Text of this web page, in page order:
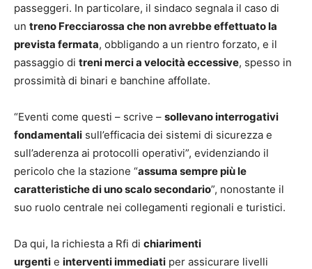
passeggeri. In particolare, il sindaco segnala il caso di
un treno Frecciarossa che non avrebbe effettuato la
prevista fermata, obbligando a un rientro forzato, e il
passaggio di treni merci a velocità eccessive, spesso in
prossimità di binari e banchine affollate.
“Eventi come questi – scrive – sollevano interrogativi
fondamentali sull’efficacia dei sistemi di sicurezza e
sull’aderenza ai protocolli operativi”, evidenziando il
pericolo che la stazione “assuma sempre più le
caratteristiche di uno scalo secondario”, nonostante il
suo ruolo centrale nei collegamenti regionali e turistici.
Da qui, la richiesta a Rfi di chiarimenti
urgenti e interventi immediati per assicurare livelli